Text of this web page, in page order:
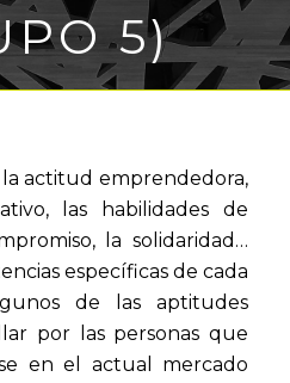
5)
actitud emprendedora,
las habilidades de
la solidaridad…
específicas de cada
de las aptitudes
por las personas que
en el actual mercado